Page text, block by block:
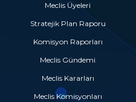
Meclis Üyeleri
Stratejik Plan Raporu
Komisyon Raporları
Meclis Gündemi
Meclis Kararları
Meclis Komisyonları